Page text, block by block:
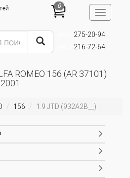
Toggle
0
275-20-94
216-72-64
ROMEO 156 (AR 37101)
156 1.9 JTD (932A2B__)